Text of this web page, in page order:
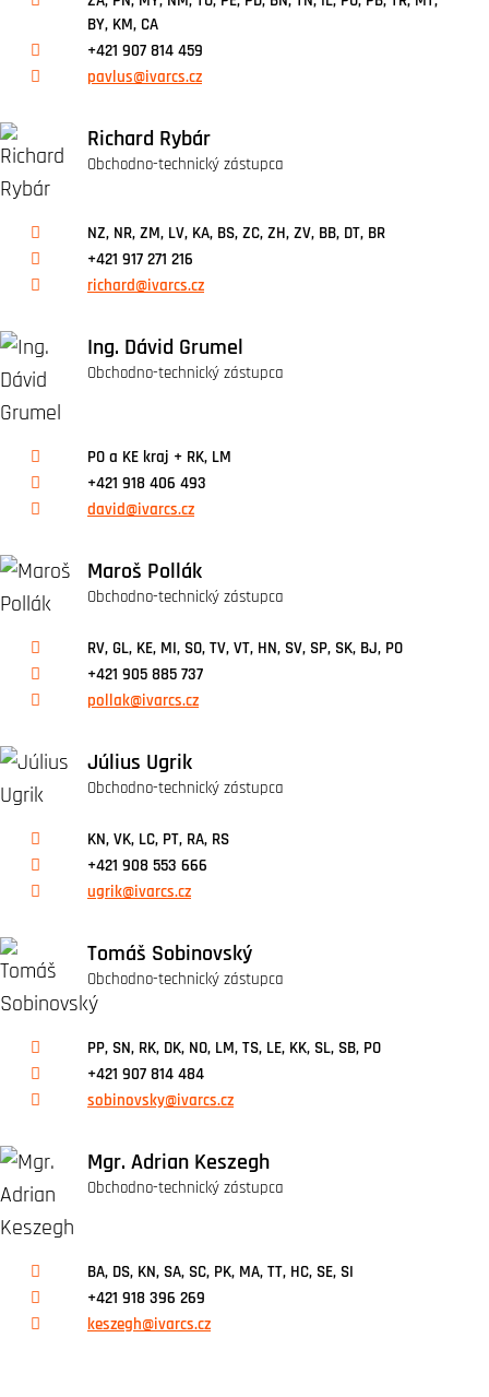
BY, KM, CA
+421 907 814 459
pavlus@ivarcs.cz
Richard Rybár
Obchodno-technický zástupca
NZ, NR, ZM, LV, KA, BS, ZC, ZH, ZV, BB, DT, BR
+421 917 271 216
richard@ivarcs.cz
Ing. Dávid Grumel
Obchodno-technický zástupca
PO a KE kraj + RK, LM
+421 918 406 493
david@ivarcs.cz
Maroš Pollák
Obchodno-technický zástupca
RV, GL, KE, MI, SO, TV, VT, HN, SV, SP, SK, BJ, PO
+421 905 885 737
pollak@ivarcs.cz
Július Ugrik
Obchodno-technický zástupca
KN, VK, LC, PT, RA, RS
+421 908 553 666
ugrik@ivarcs.cz
Tomáš Sobinovský
Obchodno-technický zástupca
PP, SN, RK, DK, NO, LM, TS, LE, KK, SL, SB, PO
+421 907 814 484
sobinovsky@ivarcs.cz
Mgr. Adrian Keszegh
Obchodno-technický zástupca
BA, DS, KN, SA, SC, PK, MA, TT, HC, SE, SI
+421 918 396 269
keszegh@ivarcs.cz